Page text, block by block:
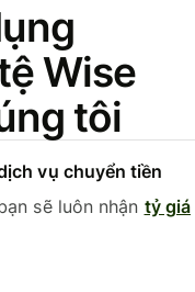
Wise
tôi
vụ chuyển tiền
sẽ luôn nhận tỷ giá